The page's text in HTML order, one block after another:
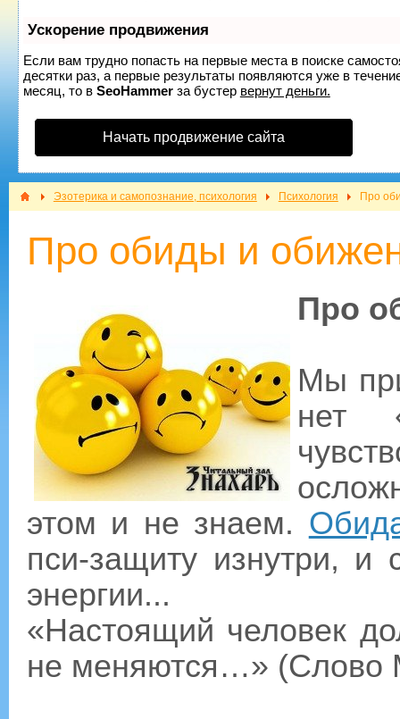
Ускорение продвижения
Если вам трудно попасть на первые места в поиске
десятки раз, а первые результаты появляются уже в
месяц, то в SeoHammerза бустер вернут деньги.
Начать продвижение сайта
Эзотерика и самопознание, психология Психология Про
Про обиды и
Про
Мы
нет
этом и не знаем.
пси-защиту изнутри,
энергии...
«Настоящий человек
не меняются…» (Слово